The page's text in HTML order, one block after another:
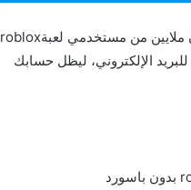
لكن في غالب الأحيان ملايين من مستخدمي لعبةroblox
الإلكتروني، ليظل حسابك